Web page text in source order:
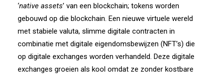
‘native assets’ van een blockchain; tokens worden
gebouwd op die blockchain. Een nieuwe virtuele wereld
met stabiele valuta, slimme digitale contracten in
combinatie met digitale eigendomsbewijzen (NFT’s) die
op digitale exchanges worden verhandeld. Deze digitale
exchanges groeien als kool omdat ze zonder kostbare